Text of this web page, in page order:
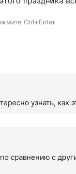
Ctrl+Enter
узнать, как
сравнению с